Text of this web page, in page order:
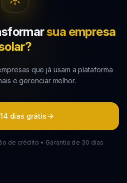
sua empresa
que já usam a plataforma
e gerenciar melhor.
dias grátis
de crédito • Garantia de 30 dias